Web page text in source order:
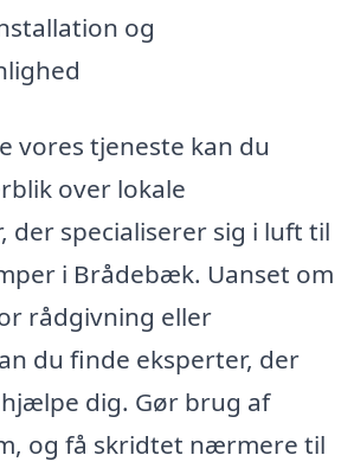
og
vores tjeneste kan du
over lokale
der specialiserer sig i luft til
i Brådebæk. Uanset om
rådgivning eller
du finde eksperter, der
dig. Gør brug af
og få skridtet nærmere til